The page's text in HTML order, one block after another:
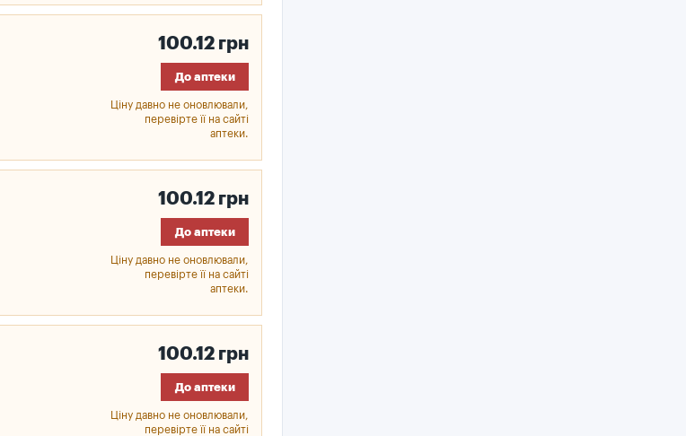
100.12 грн
До аптеки
Ціну давно не оновлювали,
перевірте її на сайті
аптеки.
100.12 грн
До аптеки
Ціну давно не оновлювали,
перевірте її на сайті
аптеки.
100.12 грн
До аптеки
Ціну давно не оновлювали,
перевірте її на сайті